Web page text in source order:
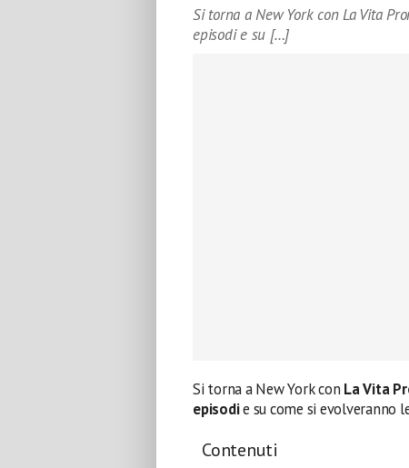
Si torna a New York con La Vita
episodi e su […]
Si torna a New York con La Vita
episodie su come si evolveranno
Contenuti